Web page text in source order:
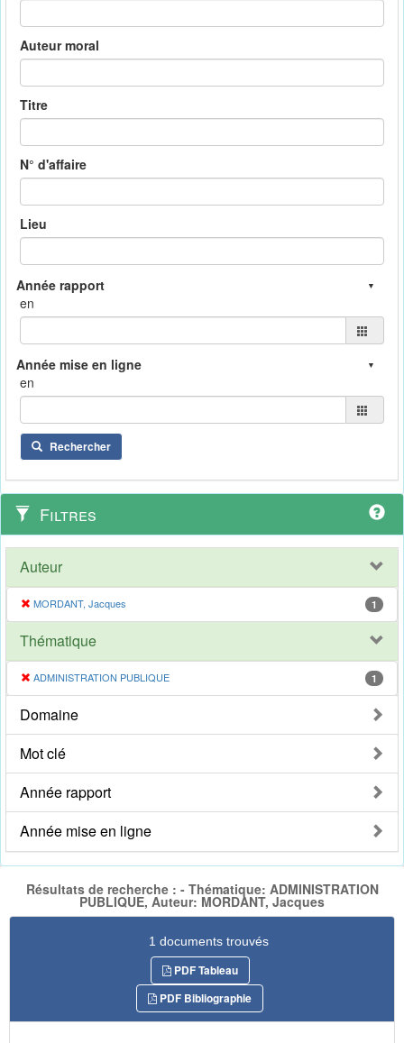
Auteur moral
Titre
N° d'affaire
Lieu
en
en
Rechercher
Filtres
Auteur
MORDANT, Jacques 1
Thématique
ADMINISTRATION PUBLIQUE 1
Domaine
Mot clé
Année rapport
Année mise en ligne
Résultats de recherche : - Thématique: ADMINISTRATION
PUBLIQUE, Auteur: MORDANT, Jacques
1 documents trouvés
PDF Tableau
PDF Bibliographie